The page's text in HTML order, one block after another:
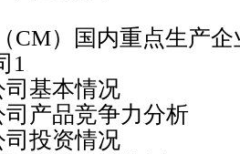
CM）国内重点生产企
1
本情况
品竞争力分析
资情况